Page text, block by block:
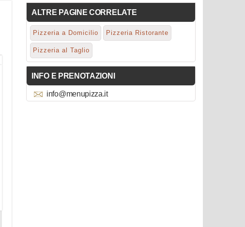
ALTRE PAGINE CORRELATE
Pizzeria a Domicilio Pizzeria Ristorante
Pizzeria al Taglio
INFO E PRENOTAZIONI
info@menupizza.it